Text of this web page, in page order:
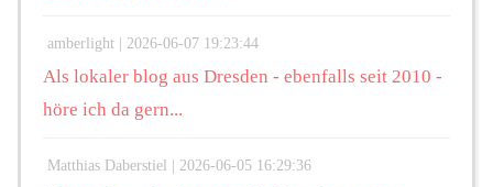
amberlight | 2026-06-07 19:23:44
Als lokaler blog aus Dresden - ebenfalls seit 2010 -
höre ich da gern...
Matthias Daberstiel | 2026-06-05 16:29:36